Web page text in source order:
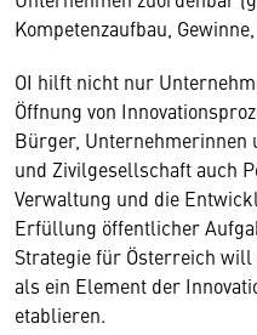
Kompetenzaufbau,
OI hilft nicht nur
Öffnung von
Bürger, Unternehmerinnen
und Zivilgesellschaft auch
Verwaltung und die
Erfüllung öffentlicher
Strategie für Österreich will
als ein Element der
etablieren.